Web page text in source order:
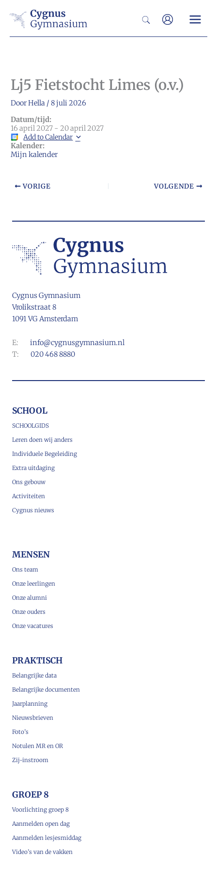
naar
Zoeken
Lj5 Fietstocht Limes (o.v.)
DoorHella /8 juli 2026
Datum/tijd:
16 april 2027 - 20 april 2027
Add to Calendar
Kalender:
Mijn kalender
VORIGE VOLGENDE
Cygnus Gymnasium
Vrolikstraat 8
1091 VG Amsterdam
E: info@cygnusgymnasium.nl
T: 020 468 8880
SCHOOL
SCHOOLGIDS
Leren doen wij anders
Individuele Begeleiding
Extra uitdaging
Ons gebouw
Activiteiten
Cygnus nieuws
MENSEN
Ons team
Onze leerlingen
Onze alumni
Onze ouders
Onze vacatures
PRAKTISCH
Belangrijke data
Belangrijke documenten
Jaarplanning
Nieuwsbrieven
Foto’s
Notulen MR en OR
Zij-instroom
GROEP 8
Voorlichting groep 8
Aanmelden open dag
Aanmelden lesjesmiddag
Video’s van de vakken